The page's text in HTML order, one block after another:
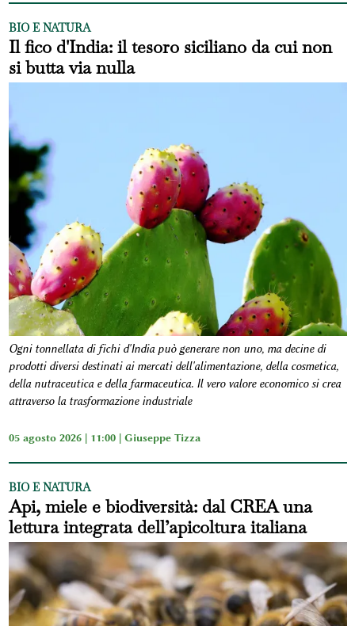
BIO E NATURA
Il fico d'India: il tesoro siciliano da cui non
si butta via nulla
Ogni tonnellata di fichi d'India può generare non uno, ma decine di
prodotti diversi destinati ai mercati dell'alimentazione, della cosmetica,
della nutraceutica e della farmaceutica. Il vero valore economico si crea
attraverso la trasformazione industriale
05 agosto 2026 | 11:00 | Giuseppe Tizza
BIO E NATURA
Api, miele e biodiversità: dal CREA una
lettura integrata dell’apicoltura italiana